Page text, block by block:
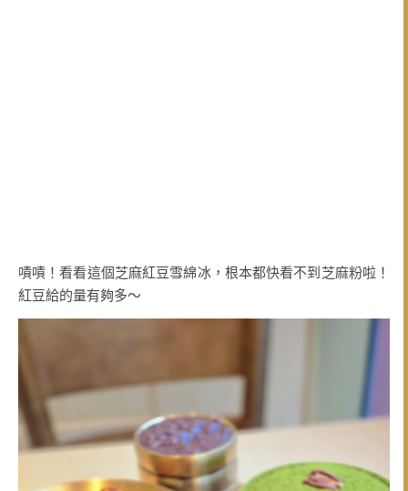
嘖嘖！看看這個芝麻紅豆雪綿冰，根本都快看不到芝麻粉啦！
紅豆給的量有夠多～